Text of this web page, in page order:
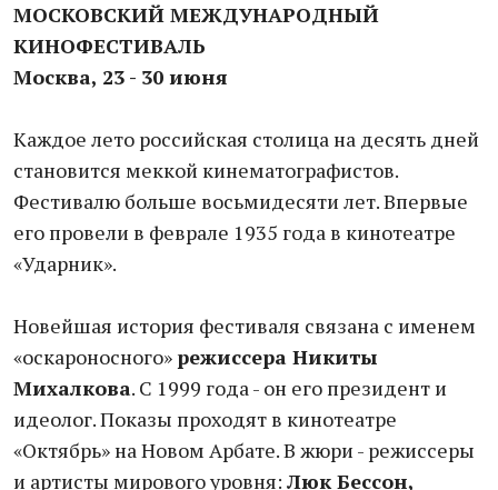
МОСКОВСКИЙ МЕЖДУНАРОДНЫЙ
КИНОФЕСТИВАЛЬ
Москва, 23 - 30 июня
Каждое лето российская столица на десять дней
становится меккой кинематографистов.
Фестивалю больше восьмидесяти лет. Впервые
его провели в феврале 1935 года в кинотеатре
«Ударник».
Новейшая история фестиваля связана с именем
«оскароносного» режиссера Никиты
Михалкова. С 1999 года - он его президент и
идеолог. Показы проходят в кинотеатре
«Октябрь» на Новом Арбате. В жюри - режиссеры
и артисты мирового уровня: Люк Бессон,